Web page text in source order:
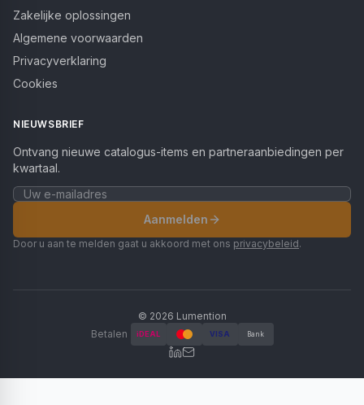
Zakelijke oplossingen
Algemene voorwaarden
Privacyverklaring
Cookies
NIEUWSBRIEF
Ontvang nieuwe catalogus-items en partneraanbiedingen per
kwartaal.
Aanmelden
Door u aan te melden gaat u akkoord met ons privacybeleid.
© 2026 Lumention
Betalen
iDEAL VISA Bank